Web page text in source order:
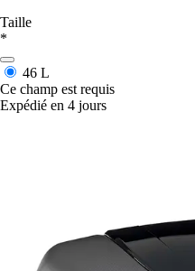
Taille
*
46 L
Ce champ est requis
Expédié en 4 jours